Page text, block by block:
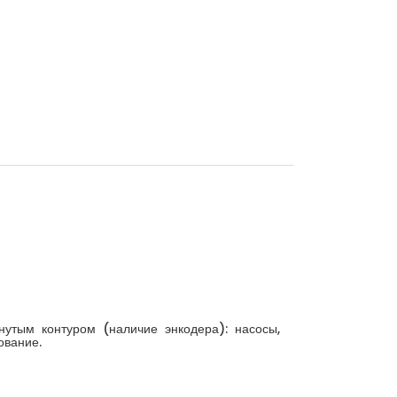
контуром (наличие энкодера): насосы,